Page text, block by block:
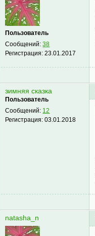
Пользователь
Сообщений:38
Регистрация:23.01.2017
зимняя сказка
Пользователь
Сообщений: 12
Регистрация:03.01.2018
natasha_n